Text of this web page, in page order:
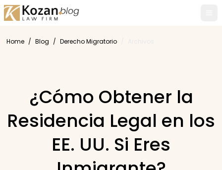
Home / Blog / Derecho Migratorio
¿Cómo Obtener la
Residencia Legal en los
EE. UU. Si Eres